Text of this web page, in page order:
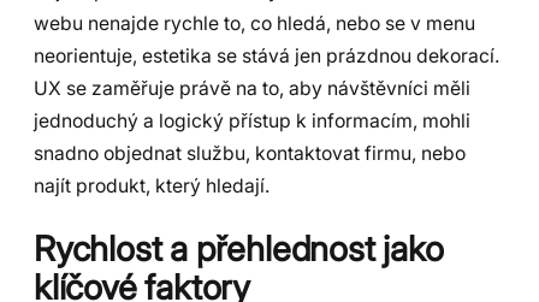
webu nenajde rychle to, co hledá, nebo se v menu
neorientuje, estetika se stává jen prázdnou dekorací.
UX se zaměřuje právě na to, aby návštěvníci měli
jednoduchý a logický přístup k informacím, mohli
snadno objednat službu, kontaktovat firmu, nebo
najít produkt, který hledají.
Rychlost a přehlednost jako
klíčové faktory